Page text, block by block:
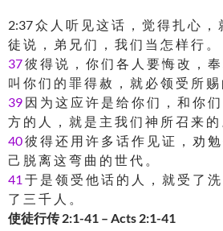
2:37 众 人 听 见 这 话 ， 觉 得 扎 心 ，
徒 说 ， 弟 兄 们 ， 我 们 当 怎 样 行 。
37彼 得 说 ， 你 们 各 人 要 悔 改 ， 奉
叫 你 们 的 罪 得 赦 ， 就 必 领 受 所 赐
39 因 为 这 应 许 是 给 你 们 ， 和 你
方 的 人 ， 就 是 主 我 们 神 所 召 来 的
40彼 得 还 用 许 多 话 作 见 证 ， 劝
己 脱 离 这 弯 曲 的 世 代 。
41 于 是 领 受 他 话 的 人 ， 就 受 了
了 三 千 人 。
使徒行传 2:1-41 – Acts 2:1-41